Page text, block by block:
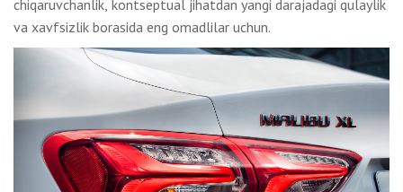
chiqaruvchanlik, kontseptual jihatdan yangi darajadagi qulaylik
va xavfsizlik borasida eng omadlilar uchun.